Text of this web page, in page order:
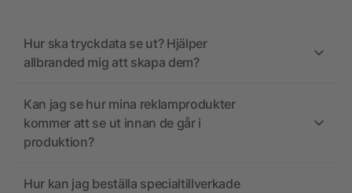
Hur ska tryckdata se ut? Hjälper
allbranded mig att skapa dem?
Kan jag se hur mina reklamprodukter
kommer att se ut innan de går i
produktion?
Hur kan jag beställa specialtillverkade